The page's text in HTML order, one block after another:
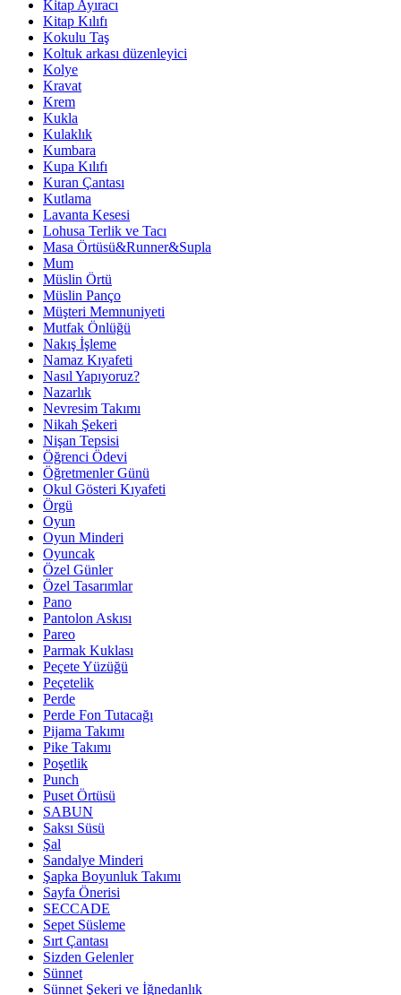
Kitap Ayıracı
Kitap Kılıfı
Kokulu Taş
Koltuk arkası düzenleyici
Kolye
Kravat
Krem
Kukla
Kulaklık
Kumbara
Kupa Kılıfı
Kuran Çantası
Kutlama
Lavanta Kesesi
Lohusa Terlik ve Tacı
Masa Örtüsü&Runner&Supla
Mum
Müslin Örtü
Müslin Panço
Müşteri Memnuniyeti
Mutfak Önlüğü
Nakış İşleme
Namaz Kıyafeti
Nasıl Yapıyoruz?
Nazarlık
Nevresim Takımı
Nikah Şekeri
Nişan Tepsisi
Öğrenci Ödevi
Öğretmenler Günü
Okul Gösteri Kıyafeti
Örgü
Oyun
Oyun Minderi
Oyuncak
Özel Günler
Özel Tasarımlar
Pano
Pantolon Askısı
Pareo
Parmak Kuklası
Peçete Yüzüğü
Peçetelik
Perde
Perde Fon Tutacağı
Pijama Takımı
Pike Takımı
Poşetlik
Punch
Puset Örtüsü
SABUN
Saksı Süsü
Şal
Sandalye Minderi
Şapka Boyunluk Takımı
Sayfa Önerisi
SECCADE
Sepet Süsleme
Sırt Çantası
Sizden Gelenler
Sünnet
Sünnet Şekeri ve İğnedanlık